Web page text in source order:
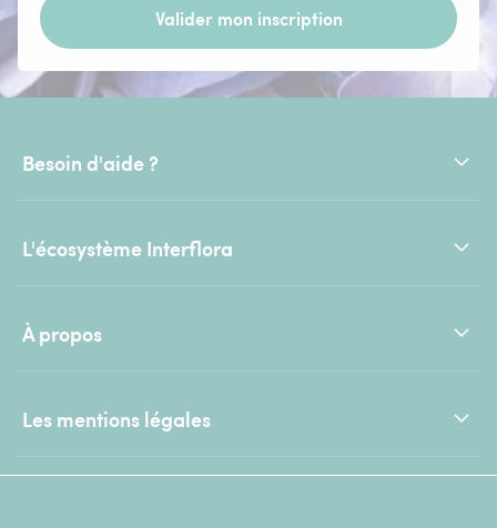
Valider mon inscription
Besoin d'aide ?
L'écosystème Interflora
À propos
Les mentions légales